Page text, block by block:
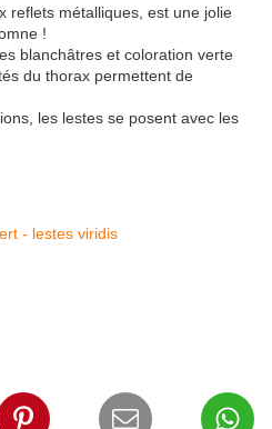
reflets métalliques, est une jolie
!
blanchâtres et coloration verte
du thorax permettent de
les lestes se posent avec les